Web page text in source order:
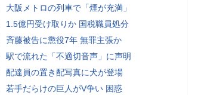
大阪メトロの列車で「煙が充満」
1.5億円受け取りか 国税職員処分
斉藤被告に懲役7年 無罪主張か
駅で流れた「不適切音声」に声明
配達員の置き配写真に犬が登場
若手だらけの巨人がV争い 困惑